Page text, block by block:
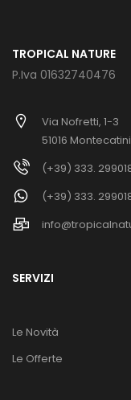
TROPICAL NATURE
P.Iva 01632740476
Via Nofretti, 1-3
51016
(+39) 333.
(+39) 333.
SERVIZI
Le Novità
Le Offerte